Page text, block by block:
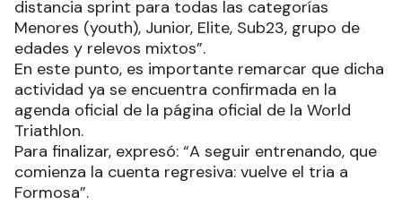
distancia sprint para todas las categorías
Menores (youth), Junior, Elite, Sub23, grupo de
edades y relevos mixtos”.
En este punto, es importante remarcar que dicha
actividad ya se encuentra confirmada en la
agenda oficial de la página oficial de la World
Triathlon.
Para finalizar, expresó: “A seguir entrenando, que
comienza la cuenta regresiva: vuelve el tria a
Formosa”.